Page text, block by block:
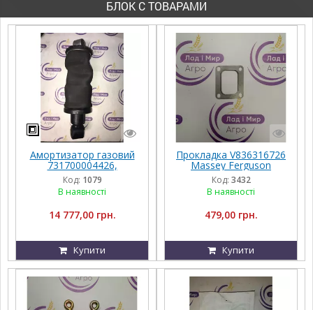
БЛОК С ТОВАРАМИ
Амортизатор газовий
731700004426,
G931502200120,
G931502200100, Massey
Ferguson
Код: 1079
В наявності
14 777,00 грн.
Купити
Прокладка V836316726
Massey Ferguson
Код: 3432
В наявності
479,00 грн.
Купити